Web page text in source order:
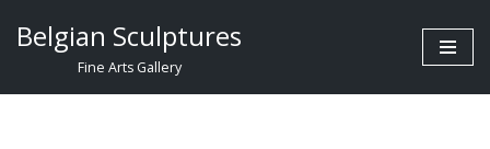
Belgian Sculptures
Fine Arts Gallery